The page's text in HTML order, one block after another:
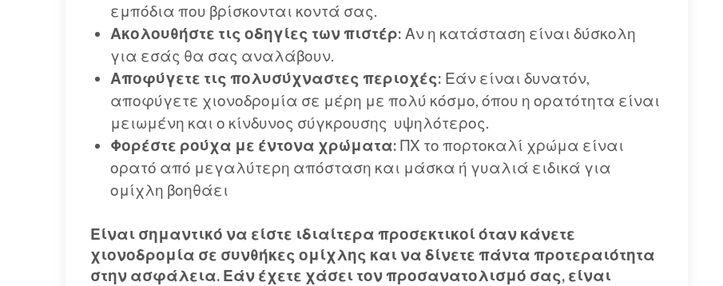
εμπόδια που βρίσκονται κοντά σας.
Ακολουθήστε τις οδηγίες των πιστέρ: Αν η κατάσταση είναι δύσκολη
για εσάς θα σας αναλάβουν.
Αποφύγετε τις πολυσύχναστες περιοχές: Εάν είναι δυνατόν,
αποφύγετε χιονοδρομία σε μέρη με πολύ κόσμο, όπου η ορατότητα είναι
μειωμένη και ο κίνδυνος σύγκρουσης υψηλότερος.
Φορέστε ρούχα με έντονα χρώματα: ΠΧ το πορτοκαλί χρώμα είναι
ορατό από μεγαλύτερη απόσταση και μάσκα ή γυαλιά ειδικά για
ομίχλη βοηθάει
Είναι σημαντικό να είστε ιδιαίτερα προσεκτικοί όταν κάνετε
χιονοδρομία σε συνθήκες ομίχλης και να δίνετε πάντα προτεραιότητα
στην ασφάλεια. Εάν έχετε χάσει τον προσανατολισμό σας, είναι